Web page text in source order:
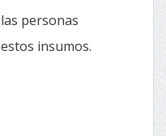
personas
insumos.